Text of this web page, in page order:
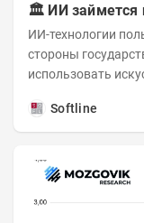
🏛️ ИИ займется
ИИ-технологии
стороны
использовать
Softline